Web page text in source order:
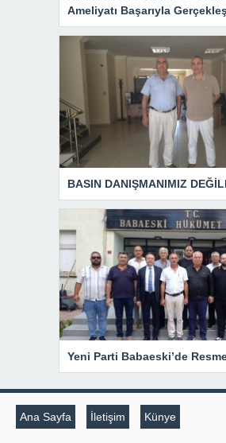
Ameliyatı Başarıyla
BASIN DANIŞMANIMIZ
Yeni Parti Babaeski’de
Ana Sayfa İletişim Künye